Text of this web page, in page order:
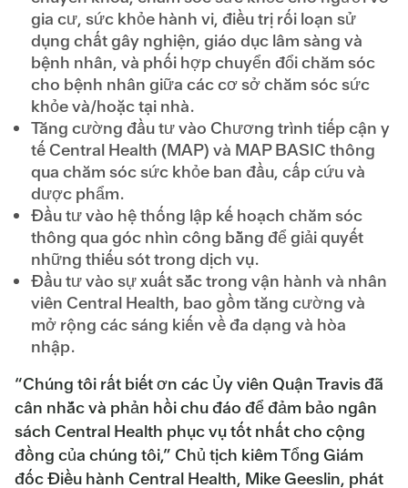
gia cư, sức khỏe hành vi, điều trị rối loạn sử
dụng chất gây nghiện, giáo dục lâm sàng và
bệnh nhân, và phối hợp chuyển đổi chăm sóc
cho bệnh nhân giữa các cơ sở chăm sóc sức
khỏe và/hoặc tại nhà.
Tăng cường đầu tư vào Chương trình tiếp cận y
tế Central Health (MAP) và MAP BASIC thông
qua chăm sóc sức khỏe ban đầu, cấp cứu và
dược phẩm.
Đầu tư vào hệ thống lập kế hoạch chăm sóc
thông qua góc nhìn công bằng để giải quyết
những thiếu sót trong dịch vụ.
Đầu tư vào sự xuất sắc trong vận hành và nhân
viên Central Health, bao gồm tăng cường và
mở rộng các sáng kiến về đa dạng và hòa
nhập.
“Chúng tôi rất biết ơn các Ủy viên Quận Travis đã
cân nhắc và phản hồi chu đáo để đảm bảo ngân
sách Central Health phục vụ tốt nhất cho cộng
đồng của chúng tôi,” Chủ tịch kiêm Tổng Giám
đốc Điều hành Central Health, Mike Geeslin, phát